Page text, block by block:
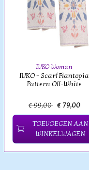
IVKO Woman
IVKO - Scarf Plantopia
Pattern Off-White
€ 99,00 € 79,00
TOEVOEGEN AAN
WINKELWAGEN